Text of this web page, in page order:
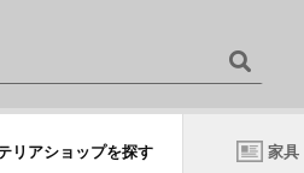
リアショップを探す 家具